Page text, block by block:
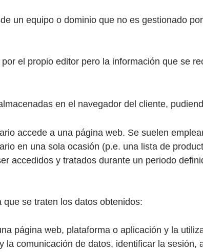
un equipo o dominio que no es gestionado
el propio editor pero la información que se
en el navegador del cliente,
accede a una página web. Se suelen
en una sola ocasión (p.e. una lista de
accedidos y tratados durante un periodo
se traten los datos obtenidos:
página web, plataforma o aplicación y la
comunicación de datos, identificar la sesión,